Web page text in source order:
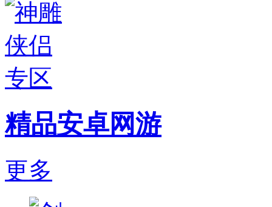
精品安卓网游
更多